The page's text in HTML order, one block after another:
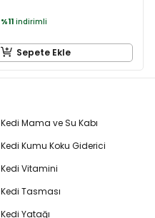
%11 indirimli
Sepete Ekle
Kedi Mama ve Su Kabı
Kedi Kumu Koku Giderici
Kedi Vitamini
Kedi Tasması
Kedi Yatağı